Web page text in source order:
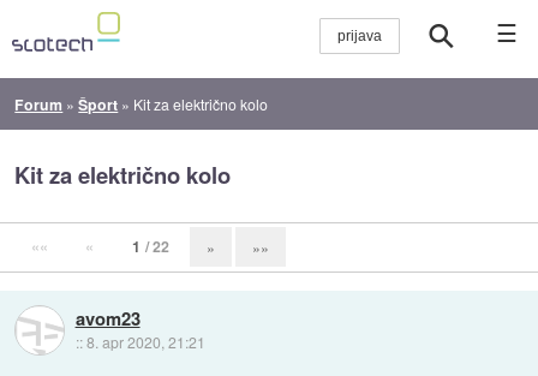
☰
Forum »Šport » Kit za električno kolo
Kit za električno kolo
«« « 1 / 22 » »»
avom23
::8. apr 2020, 21:21